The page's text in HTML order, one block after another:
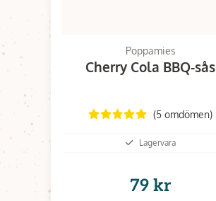
Poppamies
Cherry Cola BBQ-sås
(5 omdömen)
Lagervara
79 kr